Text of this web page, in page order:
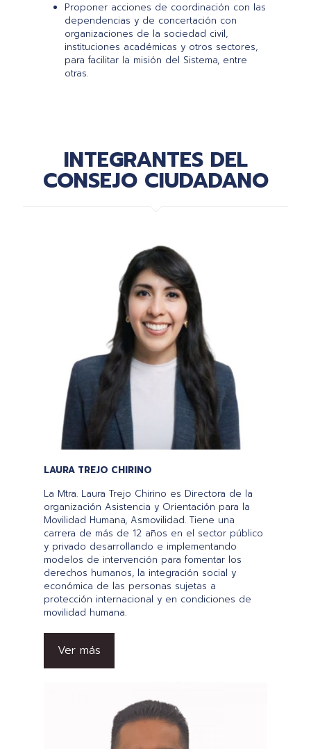
Proponer acciones de coordinación con las
dependencias y de concertación con
organizaciones de la sociedad civil,
instituciones académicas y otros sectores,
para facilitar la misión del Sistema, entre
otras.
INTEGRANTES DEL
CONSEJO CIUDADANO
LAURA TREJO CHIRINO
La Mtra. Laura Trejo Chirino es Directora de la
organización Asistencia y Orientación para la
Movilidad Humana, Asmovilidad. Tiene una
carrera de más de 12 años en el sector público
y privado desarrollando e implementando
modelos de intervención para fomentar los
derechos humanos, la integración social y
económica de las personas sujetas a
protección internacional y en condiciones de
movilidad humana.
Ver más